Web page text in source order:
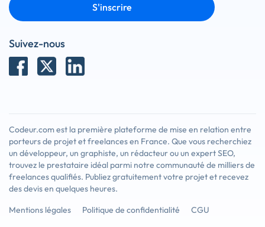
S'inscrire
Suivez-nous
Codeur.com est la première plateforme de mise en relation entre
porteurs de projet et freelances en France. Que vous recherchiez
un développeur, un graphiste, un rédacteur ou un expert SEO,
trouvez le prestataire idéal parmi notre communauté de milliers de
freelances qualifiés. Publiez gratuitement votre projet et recevez
des devis en quelques heures.
Mentions légales
Politique de confidentialité
CGU